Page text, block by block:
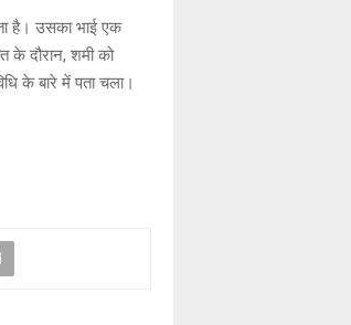
है। उसका भाई एक
के दौरान, शमी को
के बारे में पता चला।